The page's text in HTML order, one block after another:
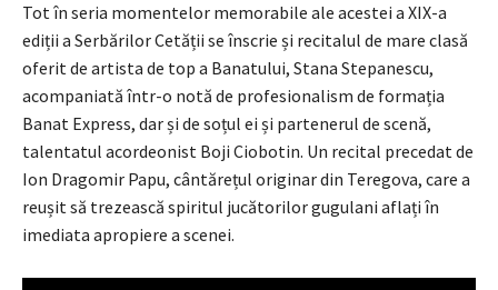
Tot în seria momentelor memorabile ale acestei a XIX-a
ediții a Serbărilor Cetății se înscrie și recitalul de mare clasă
oferit de artista de top a Banatului, Stana Stepanescu,
acompaniată într-o notă de profesionalism de formația
Banat Express, dar și de soțul ei și partenerul de scenă,
talentatul acordeonist Boji Ciobotin. Un recital precedat de
Ion Dragomir Papu, cântărețul originar din Teregova, care a
reușit să trezească spiritul jucătorilor gugulani aflați în
imediata apropiere a scenei.